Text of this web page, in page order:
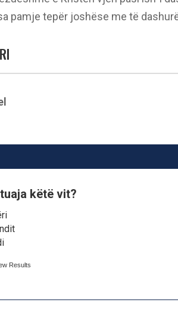
pamje tepër joshëse me të
këtë vit?
Results